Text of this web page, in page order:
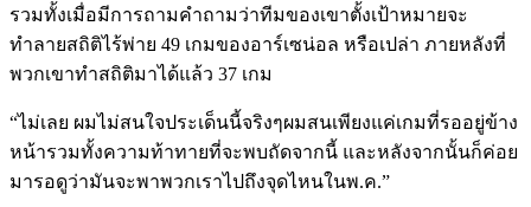
รวมทั้งเมื่อมีการถามคำถามว่าทีมของเขาตั้งเป้าหมายจะ
ทำลายสถิติไร้พ่าย 49 เกมของอาร์เซน่อล หรือเปล่า ภายหลังที่
พวกเขาทำสถิติมาได้แล้ว 37 เกม
“ไม่เลย ผมไม่สนใจประเด็นนี้จริงๆผมสนเพียงแค่เกมที่รออยู่ข้าง
หน้ารวมทั้งความท้าทายที่จะพบถัดจากนี้ และหลังจากนั้นก็ค่อย
มารอดูว่ามันจะพาพวกเราไปถึงจุดไหนในพ.ค.”